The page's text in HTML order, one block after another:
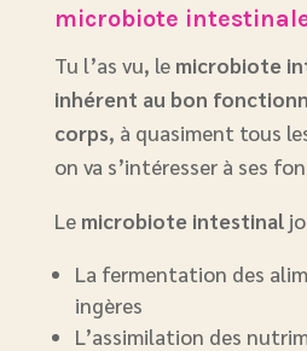
microbiote
Tu l’as vu, le microbiote
inhérent au bon
corps, à quasiment tous
on va s’intéresser à ses
Le microbiote intestinal
La fermentation des
ingères
L’assimilation des